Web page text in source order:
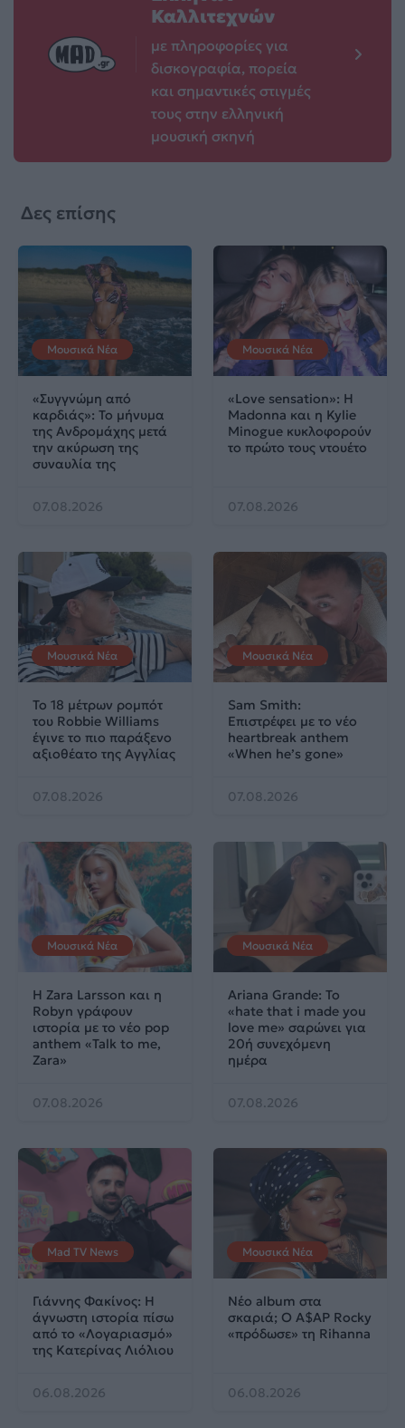
Καλλιτεχνών
με πληροφορίες για
δισκογραφία, πορεία
και σημαντικές στιγμές
τους στην ελληνική
μουσική σκηνή
Δες επίσης
Μουσικά Νέα
«Συγγνώμη από
καρδιάς»: Το μήνυμα
της Ανδρομάχης μετά
την ακύρωση της
συναυλία της
07.08.2026
Μουσικά Νέα
«Love sensation»: Η
Madonna και η Kylie
Minogue κυκλοφορούν
το πρώτο τους ντουέτο
07.08.2026
Μουσικά Νέα
Το 18 μέτρων ρομπότ
του Robbie Williams
έγινε το πιο παράξενο
αξιοθέατο της Αγγλίας
07.08.2026
Μουσικά Νέα
Sam Smith:
Επιστρέφει με το νέο
heartbreak anthem
«When he’s gone»
07.08.2026
Μουσικά Νέα
Η Zara Larsson και η
Robyn γράφουν
ιστορία με το νέο pop
anthem «Talk to me,
Zara»
07.08.2026
Μουσικά Νέα
Ariana Grande: Το
«hate that i made you
love me» σαρώνει για
20ή συνεχόμενη
ημέρα
07.08.2026
Mad TV News
Γιάννης Φακίνος: Η
άγνωστη ιστορία πίσω
από το «Λογαριασμό»
της Κατερίνας Λιόλιου
06.08.2026
Μουσικά Νέα
Νέο album στα
σκαριά; Ο A$AP Rocky
«πρόδωσε» τη Rihanna
06.08.2026